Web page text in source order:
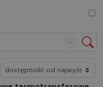
Search